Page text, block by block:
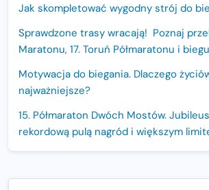
Jak skompletować wygodny strój do
Sprawdzone trasy wracają! Poznaj
Maratonu, 17. Toruń Półmaratonu i
Motywacja do biegania. Dlaczego
najważniejsze?
15. Półmaraton Dwóch Mostów.
rekordową pulą nagród i większym